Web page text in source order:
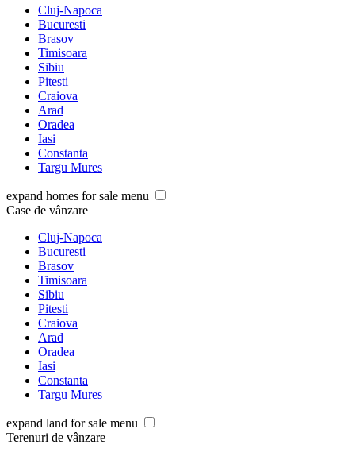
Cluj-Napoca
Bucuresti
Brasov
Timisoara
Sibiu
Pitesti
Craiova
Arad
Oradea
Iasi
Constanta
Targu Mures
expand homes for sale menu
Case de vânzare
Cluj-Napoca
Bucuresti
Brasov
Timisoara
Sibiu
Pitesti
Craiova
Arad
Oradea
Iasi
Constanta
Targu Mures
expand land for sale menu
Terenuri de vânzare